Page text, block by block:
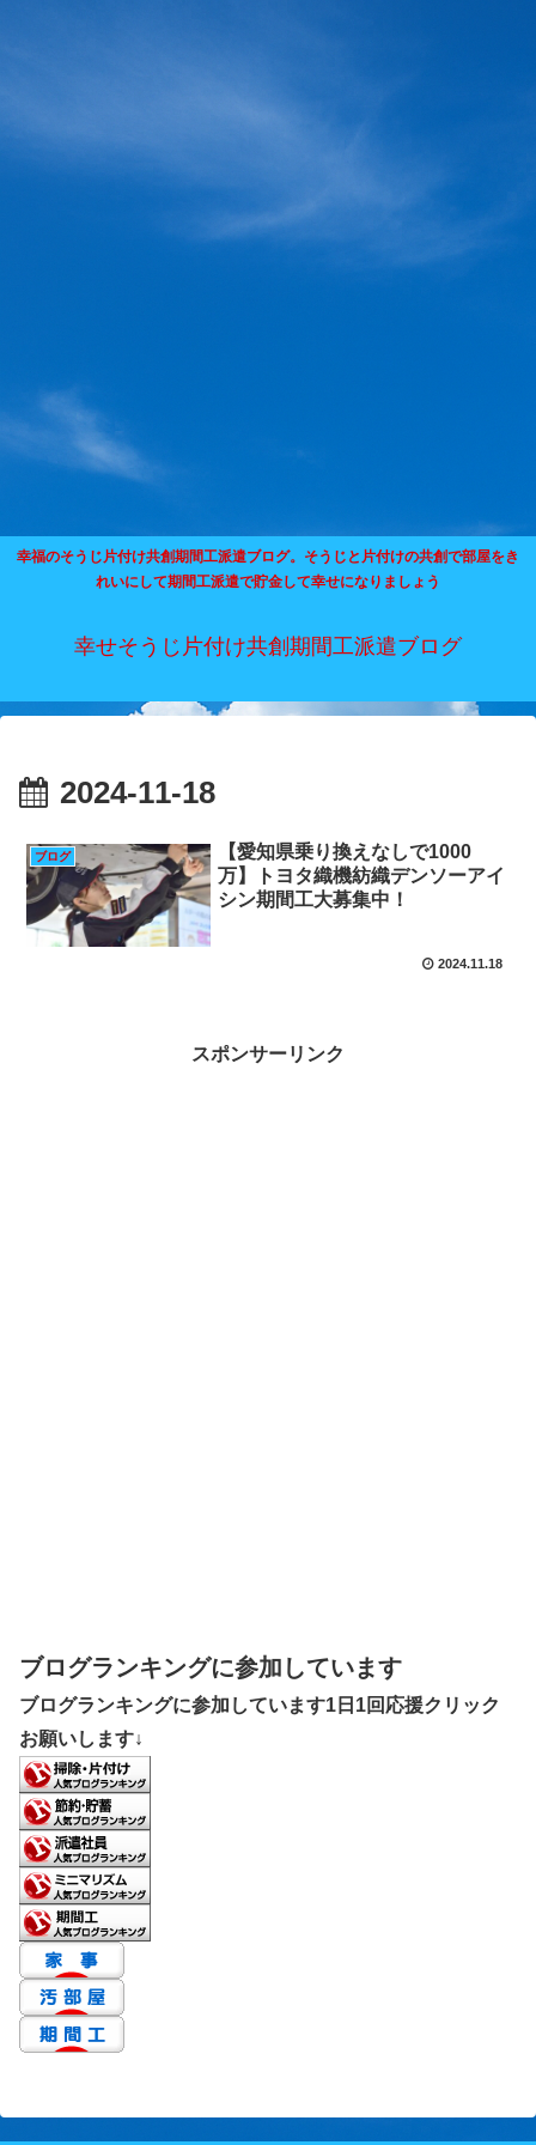
幸福のそうじ片付け共創期間工派遣ブログ。そうじと片付けの共創で部屋をき
れいにして期間工派遣で貯金して幸せになりましょう
幸せそうじ片付け共創期間工派遣ブログ
2024-11-18
ブログ
【愛知県乗り換えなしで1000
万】トヨタ織機紡織デンソーアイ
シン期間工大募集中！
2024.11.18
スポンサーリンク
ブログランキングに参加しています
ブログランキングに参加しています1日1回応援クリック
お願いします↓